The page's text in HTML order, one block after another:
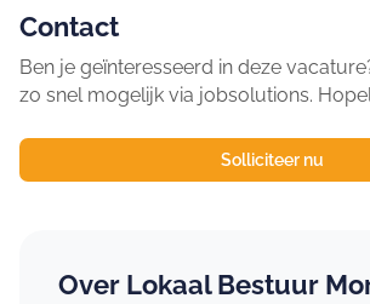
Contact
Ben je geïnteresseerd in deze
zo snel mogelijk via jobsolutions.
Solliciteer nu
Over Lokaal Bestuur